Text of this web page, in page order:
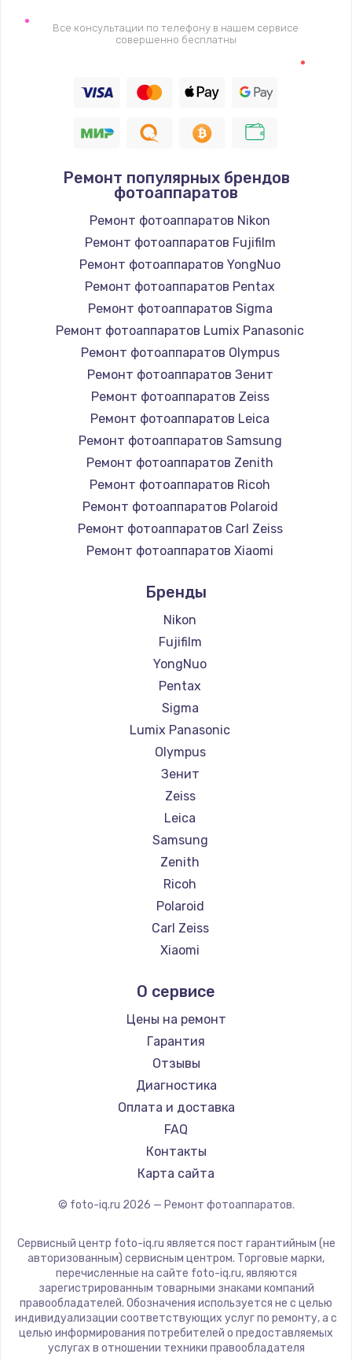
Все консультации по телефону в нашем сервисе
совершенно бесплатны
Ремонт популярных брендов
фотоаппаратов
Ремонт фотоаппаратов Nikon
Ремонт фотоаппаратов Fujifilm
Ремонт фотоаппаратов YongNuo
Ремонт фотоаппаратов Pentax
Ремонт фотоаппаратов Sigma
Ремонт фотоаппаратов Lumix Panasonic
Ремонт фотоаппаратов Olympus
Ремонт фотоаппаратов Зенит
Ремонт фотоаппаратов Zeiss
Ремонт фотоаппаратов Leica
Ремонт фотоаппаратов Samsung
Ремонт фотоаппаратов Zenith
Ремонт фотоаппаратов Ricoh
Ремонт фотоаппаратов Polaroid
Ремонт фотоаппаратов Carl Zeiss
Ремонт фотоаппаратов Xiaomi
Ремонт фотоаппаратов Kodak
Ремонт фотоаппаратов Blackmagic
Бренды
Nikon
Fujifilm
YongNuo
Pentax
Sigma
Lumix Panasonic
Olympus
Зенит
Zeiss
Leica
Samsung
Zenith
Ricoh
Polaroid
Carl Zeiss
Xiaomi
Kodak
Blackmagic
О сервисе
Цены на ремонт
Гарантия
Отзывы
Диагностика
Оплата и доставка
FAQ
Контакты
Карта сайта
© foto-iq.ru 2026 — Ремонт фотоаппаратов.
Сервисный центр foto-iq.ru является пост гарантийным (не
авторизованным) сервисным центром. Торговые марки,
перечисленные на сайте foto-iq.ru, являются
зарегистрированным товарными знаками компаний
правообладателей. Обозначения используется не с целью
индивидуализации соответствующих услуг по ремонту, а с
целью информирования потребителей о предоставляемых
услугах в отношении техники правообладателя